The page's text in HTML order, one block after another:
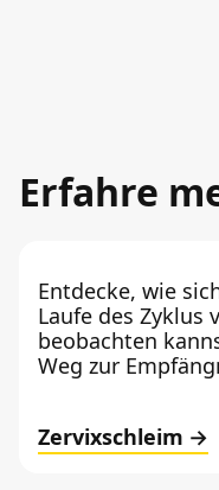
Erfahre
Entdecke, wie
Laufe des Zyklus
beobachten
Weg zur
Zervixschleim